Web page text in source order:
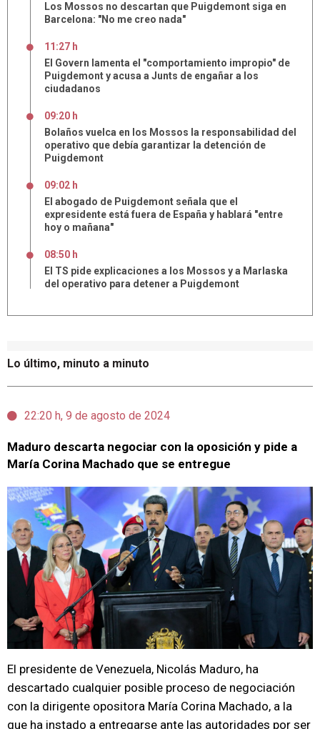
Lo último, minuto a minuto
22:20 h, 9 de agosto de 2024
Maduro descarta negociar con la oposición y pide a
María Corina Machado que se entregue
El presidente de Venezuela, Nicolás Maduro, ha
descartado cualquier posible proceso de negociación
con la dirigente opositora María Corina Machado, a la
que ha instado a entregarse ante las autoridades por ser
Los Mossos no descartan que Puigdemont siga en
Barcelona: "No me creo nada"
11:27 h
El Govern lamenta el "comportamiento impropio" de
Puigdemont y acusa a Junts de engañar a los
ciudadanos
09:20 h
Bolaños vuelca en los Mossos la responsabilidad del
operativo que debía garantizar la detención de
Puigdemont
09:02 h
El abogado de Puigdemont señala que el
expresidente está fuera de España y hablará "entre
hoy o mañana"
08:50 h
El TS pide explicaciones a los Mossos y a Marlaska
del operativo para detener a Puigdemont